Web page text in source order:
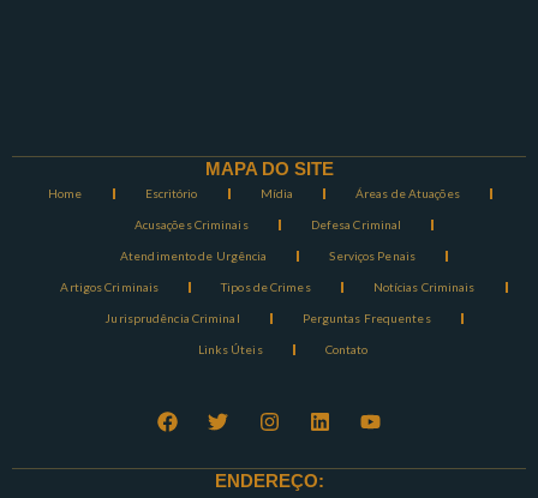
MAPA DO SITE
Home Escritório Mídia Áreas de Atuações
Acusações Criminais Defesa Criminal
Atendimento de Urgência Serviços Penais
Artigos Criminais Tipos de Crimes Notícias Criminais
Jurisprudência Criminal Perguntas Frequentes
Links Úteis Contato
ENDEREÇO: